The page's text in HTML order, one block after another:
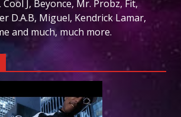
J, Beyonce, Mr. Probz, Fit,
D.A.B, Miguel, Kendrick Lamar,
and much, much more.